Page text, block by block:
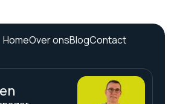
HomeOver onsBlogContact